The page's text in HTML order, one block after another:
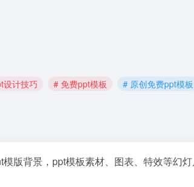
设计技巧 # 免费ppt模板 # 原创免费ppt模板
版背景，ppt模板素材、图表、特效等幻